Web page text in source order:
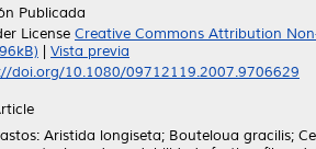
Publicada
License Creative Commons Attribution
Vista previa
doi.org/10.1080/09712119.2007.9706629
Aristida longiseta; Bouteloua gracilis;